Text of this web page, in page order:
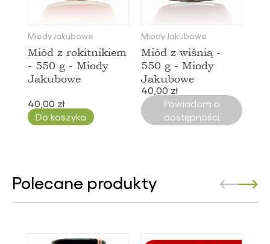
Miody Jakubowe
Miód z rokitnikiem
- 550 g - Miody
Jakubowe
40,00 zł
Do koszyka
Miody Jakubowe
Miód z wiśnią -
550 g - Miody
Jakubowe
40,00 zł
Powiadom o
dostępności
Polecane produkty